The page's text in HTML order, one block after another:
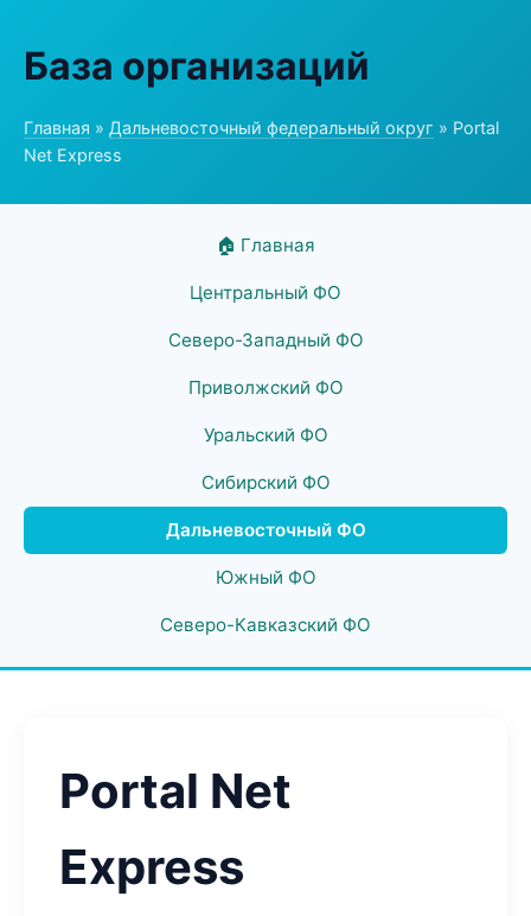
База организаций
Главная » Дальневосточный федеральный округ » Portal
Net Express
🏠 Главная
Центральный ФО
Северо-Западный ФО
Приволжский ФО
Уральский ФО
Сибирский ФО
Дальневосточный ФО
Южный ФО
Северо-Кавказский ФО
Portal Net
Express